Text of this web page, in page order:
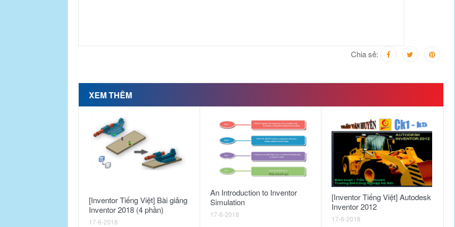
Chia sẻ:
XEM THÊM
[Inventor Tiếng Việt] Bài giảng
Inventor 2018 (4 phần)
17-6-2018
An Introduction to Inventor
Simulation
17-6-2018
[Inventor Tiếng Việt] Autodesk
Inventor 2012
17-6-2018